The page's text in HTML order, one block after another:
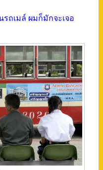
ถเมล์ ผมก็มักจะเจอ